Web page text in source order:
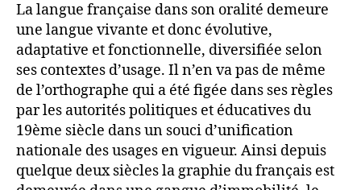
La langue française dans son oralité demeure
une langue vivante et donc évolutive,
adaptative et fonctionnelle, diversifiée selon
ses contextes d’usage. Il n’en va pas de même
de l’orthographe qui a été figée dans ses règles
par les autorités politiques et éducatives du
19ème siècle dans un souci d’unification
nationale des usages en vigueur. Ainsi depuis
quelque deux siècles la graphie du français est